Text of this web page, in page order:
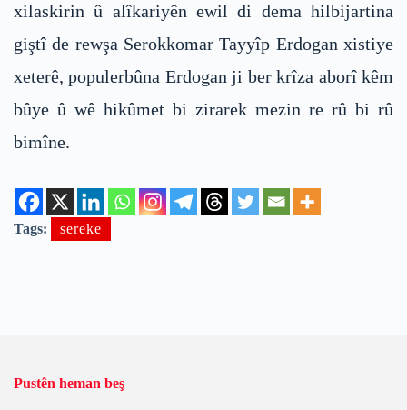
xilaskirin û alîkariyên ewil di dema hilbijartina
giştî de rewşa Serokkomar Tayyîp Erdogan xistiye
xeterê, populerbûna Erdogan ji ber krîza aborî kêm
bûye û wê hikûmet bi zirarek mezin re rû bi rû
bimîne.
Tags: sereke
Pustên heman beş